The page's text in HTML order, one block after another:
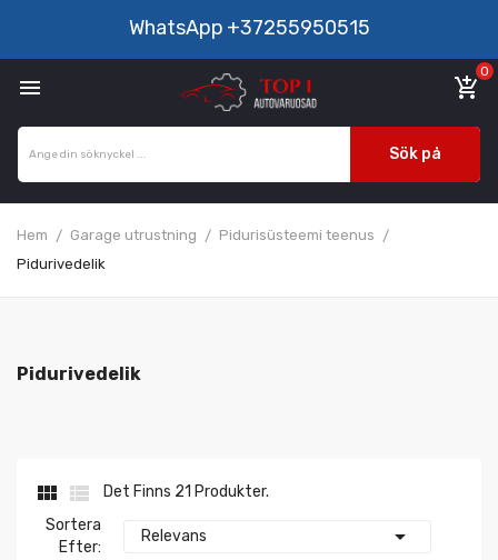
WhatsApp +37255950515
 add_shopping_cart
0
Sök på
Hem Garage utrustning
Pidurisüsteemi teenus
Pidurivedelik
Pidurivedelik
 
Det Finns 21 Produkter.
Sortera
Efter:
Relevans 